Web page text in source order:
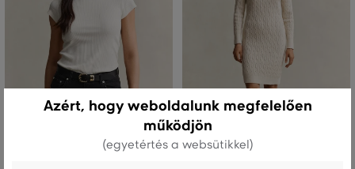
ÚJDONSÁG
Azért, hogy weboldalunk megfelelően
működjön
(egyetértés a websütikkel)